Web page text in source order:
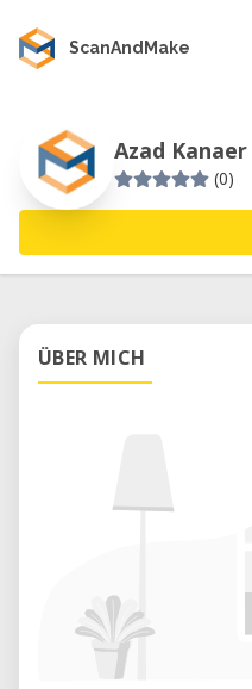
ScanAndMake
Azad Kanaer
(0)
ÜBER MICH